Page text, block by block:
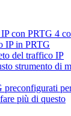
con PRTG 4
IP in PRTG
del traffico IP
strumento di
preconfigurati
più di questo